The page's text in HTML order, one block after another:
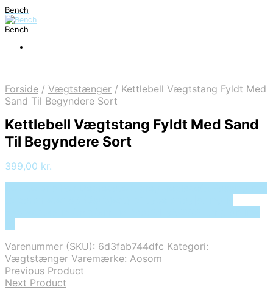
Bench
Bench
Forside / Vægtstænger / Kettlebell Vægtstang Fyldt Med
Sand Til Begyndere Sort
Kettlebell Vægtstang Fyldt Med Sand
Til Begyndere Sort
399,00 kr.
Varenummer (SKU): 6d3fab744dfc Kategori:
Vægtstænger Varemærke: Aosom
Previous Product
Next Product